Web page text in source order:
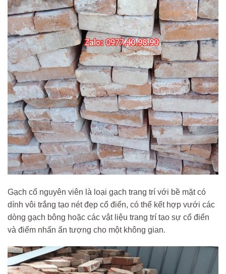
Gạch cổ nguyên viên là loại gạch trang trí với bề mặt có
dính vôi trắng tạo nét đẹp cổ điển, có thể kết hợp vưới các
dòng gạch bông hoặc các vật liệu trang trí tạo sự cổ điển
và điểm nhấn ấn tượng cho một không gian.